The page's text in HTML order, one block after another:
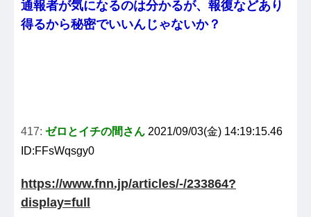
通報者が気になるのは分かるが、報復などあり
得るから秘密でいいんじゃないか？
417: ゼロとイチの間さん 2021/09/03(金) 14:19:15.46
ID:FFsWqsgy0
https://www.fnn.jp/articles/-/233864?
display=full